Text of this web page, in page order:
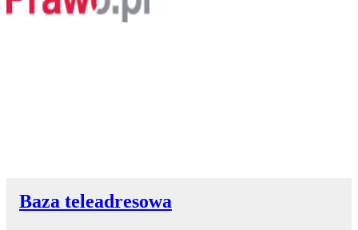
Baza teleadresowa